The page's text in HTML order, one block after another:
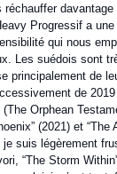
réchauffer davantage
Progressif a
qui nous
Les suédois sont
principalement de
de 2019
Orphean
(2021) et “The
suis légèrement
“The Storm